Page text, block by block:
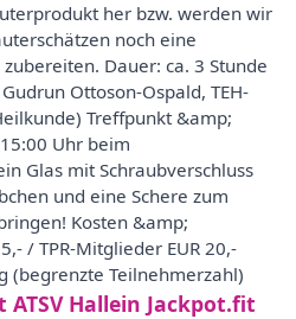
her bzw. werden wir
noch eine
Dauer: ca. 3 Stunde
Ottoson-Ospald, TEH-
Treffpunkt &amp;
Uhr beim
Glas mit Schraubverschluss
und eine Schere zum
Kosten &amp;
/ TPR-Mitglieder EUR 20,-
(begrenzte Teilnehmerzahl)
Hallein Jackpot.fit